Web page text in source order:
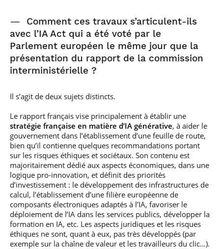
—
Comment ces travaux s’articulent-ils
avec l’IA Act qui a été voté par le
Parlement européen le même jour que la
présentation du rapport de la commission
interministérielle ?
Il s’agit de deux sujets distincts.
Le rapport français vise principalement à établir une
stratégie française en matière d’IA générative, à aider le
gouvernement dans l’établissement d’une feuille de route,
bien qu’il contienne quelques recommandations portant
sur les risques éthiques et sociétaux. Son contenu est
majoritairement dédié aux aspects économiques, dans une
logique pro-innovation, et définit des priorités
d’investissement : le développement des infrastructures de
calcul, l’établissement d’une filière européenne de
composants électroniques adaptés à l’IA, favoriser le
déploiement de l’IA dans les services publics, développer la
formation en IA, etc. Les aspects juridiques et les risques
éthiques ne sont, quant à eux, pas très développés (par
exemple sur la chaîne de valeur et les travailleurs du clic…).